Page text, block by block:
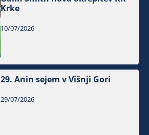
Krke
10/07/2026
29. Anin sejem v Višnji Gori
29/07/2026